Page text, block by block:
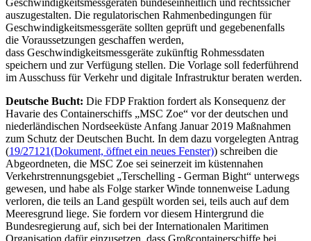
auszugestalten. Die regulatorischen Rahmenbedingungen für
Geschwindigkeitsmessgeräte sollten geprüft und gegebenenfalls
die Voraussetzungen geschaffen werden,
dass Geschwindigkeitsmessgeräte zukünftig Rohmessdaten
speichern und zur Verfügung stellen. Die Vorlage soll federführend
im Ausschuss für Verkehr und digitale Infrastruktur beraten werden.
Deutsche Bucht: Die FDP Fraktion fordert als Konsequenz der
Havarie des Containerschiffs „MSC Zoe“ vor der deutschen und
niederländischen Nordseeküste Anfang Januar 2019 Maßnahmen
zum Schutz der Deutschen Bucht. In dem dazu vorgelegten Antrag
(19/27121(Dokument, öffnet ein neues Fenster)) schreiben die
Abgeordneten, die MSC Zoe sei seinerzeit im küstennahen
Verkehrstrennungsgebiet „Terschelling - German Bight“ unterwegs
gewesen, und habe als Folge starker Winde tonnenweise Ladung
verloren, die teils an Land gespült worden sei, teils auch auf dem
Meeresgrund liege. Sie fordern vor diesem Hintergrund die
Bundesregierung auf, sich bei der Internationalen Maritimen
Organisation dafür einzusetzen, dass Großcontainerschiffe bei